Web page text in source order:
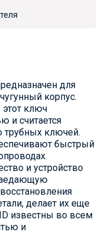
для
корпус.
ключ
и считается
трубных ключей.
быстрый
и устройство
делает их еще
известны во всем
и